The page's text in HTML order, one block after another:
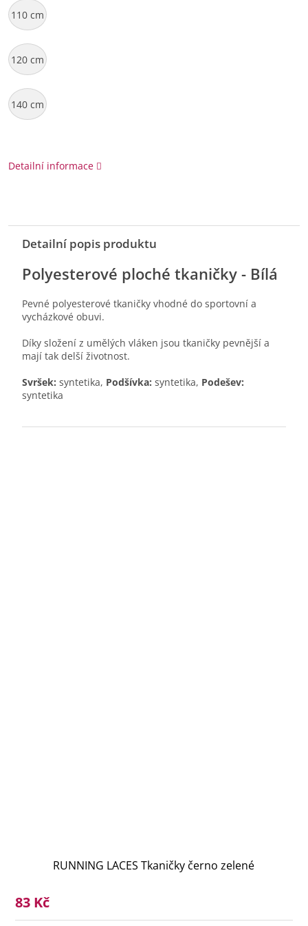
110 cm
120 cm
140 cm
Detailní informace
Detailní popis produktu
Polyesterové ploché tkaničky - Bílá
Pevné polyesterové tkaničky vhodné do sportovní a
vycházkové obuvi.
Díky složení z umělých vláken jsou tkaničky pevnější a
mají tak delší životnost.
Svršek: syntetika, Podšívka: syntetika, Podešev:
syntetika
RUNNING LACES Tkaničky černo zelené
83 Kč